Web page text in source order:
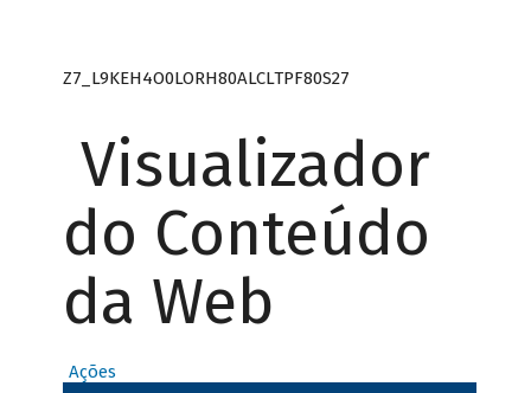
Z7_L9KEH4O0LORH80ALCLTPF80S27
Visualizador
do Conteúdo
da Web
Ações